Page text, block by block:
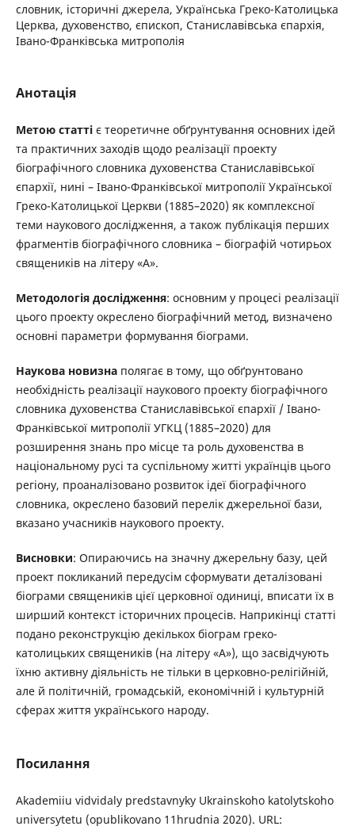
словник, історичні джерела, Українська Греко-Католицька
Церква, духовенство, єпископ, Станиславівська єпархія,
Івано-Франківська митрополія
Анотація
Метою статтіє теоретичне обґрунтування основних ідей
та практичних заходів щодо реалізації проекту
біографічного словника духовенства Станиславівської
єпархії, нині – Івано-Франківської митрополії Української
Греко-Католицької Церкви (1885–2020) як комплексної
теми наукового дослідження, а також публікація перших
фрагментів біографічного словника – біографій чотирьох
священиків на літеру «А».
Методологія дослідження: основним у процесі реалізації
цього проекту окреслено біографічний метод, визначено
основні параметри формування біограми.
Наукова новизнаполягає в тому, що обґрунтовано
необхідність реалізації наукового проекту біографічного
словника духовенства Станиславівської єпархії / Івано-
Франківської митрополії УГКЦ (1885–2020) для
розширення знань про місце та роль духовенства в
національному русі та суспільному житті українців цього
регіону, проаналізовано розвиток ідеї біографічного
словника, окреслено базовий перелік джерельної бази,
вказано учасників наукового проекту.
Висновки: Опираючись на значну джерельну базу, цей
проект покликаний передусім сформувати деталізовані
біограми священиків цієї церковної одиниці, вписати їх в
ширший контекст історичних процесів. Наприкінці статті
подано реконструкцію декількох біограм греко-
католицьких священиків (на літеру «А»), що засвідчують
їхню активну діяльність не тільки в церковно-релігійній,
але й політичній, громадській, економічній і культурній
сферах життя українського народу.
Посилання
Akademiiu vidvidaly predstavnyky Ukrainskoho katolytskoho
universytetu (opublikovano 11hrudnia 2020). URL: